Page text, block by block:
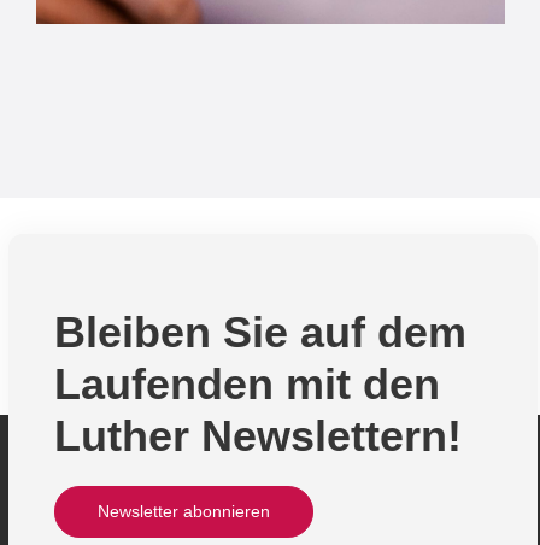
Bleiben Sie auf dem
Laufenden mit den
Luther Newslettern!
Newsletter abonnieren